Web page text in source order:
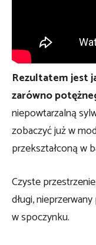
Rezultatem jest
zarówno
niepowtarzalną
zobaczyć już w
przekształconą w
Czyste
długi,
w spoczynku.